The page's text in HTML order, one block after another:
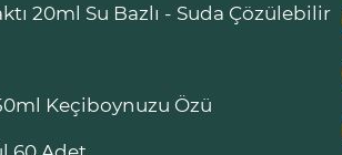
20ml Su Bazlı - Suda Çözülebilir
Keçiboynuzu Özü